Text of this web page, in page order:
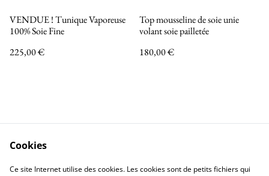
VENDUE ! Tunique Vaporeuse
100% Soie Fine
225,00 €
Top mousseline de soie unie
volant soie pailletée
180,00 €
Nous contacter
Mentions légales
Cookies
Ce site Internet utilise des cookies. Les cookies sont de petits fichiers qui